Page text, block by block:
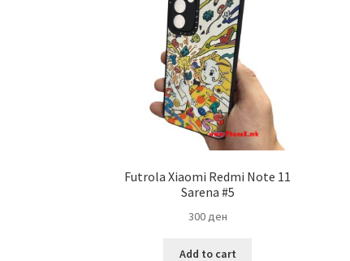
Futrola Xiaomi Redmi Note 11
Sarena #5
300ден
Add to cart